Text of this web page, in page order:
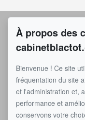
À propos des
Bienvenue ! Ce site
fréquentation du site
et l'administration et,
performance et
conservons votre